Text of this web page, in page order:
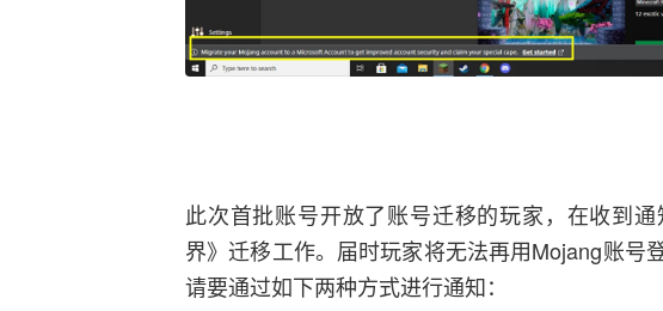
此次首批账号开放了账号迁移的玩家，在收到
界》迁移工作。届时玩家将无法再用Mojang账号
请要通过如下两种方式进行通知：